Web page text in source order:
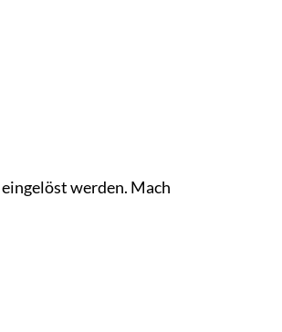
eingelöst werden. Mach